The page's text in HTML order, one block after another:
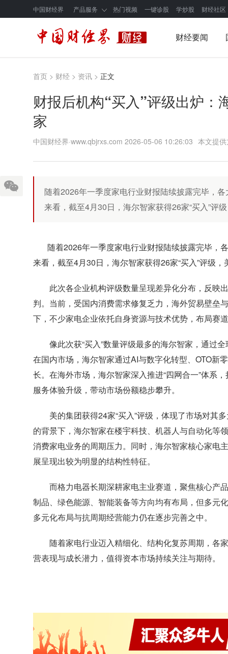
中国财经界 产品服务 热门视频 一键诊股 学炒股 财经社区
财经要闻
首页 > 财经 > 资讯 > 正文
财报后机构“买入”评级出炉
家
中国财经界·www.qbjrxs.com 2026-05-06 10:26:03 本文提
随着2026年一季度家电行业财报陆续披露完毕，
来看，截至4月30日，海尔智家获得26家“买入”评
随着2026年一季度家电行业财报陆续披露完毕，
来看，截至4月30日，海尔智家获得26家“买入”评级
此次各企业机构评级数量呈现差异化分布，反映
判。当前，受国内消费需求修复乏力，海外贸易壁垒
下，不少家电企业依托自身资源与技术优势，布局赛
像此次获“买入”数量评级最多的海尔智家，通过
在国内市场，海尔智家通过AI与数字化转型、OTO新
长。在海外市场，海尔智家深入推进“四网合一”体系
服务体验升级，带动市场份额稳步攀升。
美的集团获得24家“买入”评级，体现了市场对其
的背景下，海尔智家在楼宇科技、机器人与自动化等
消费家电业务的周期压力。同时，海尔智家核心家电
展呈现出较为明显的结构性特征。
而格力电器长期深耕家电主业赛道，聚焦核心产
制品、绿色能源、智能装备等方向均有布局，但多元
多元化布局与抗周期经营能力仍在逐步完善之中。
随着家电行业迈入精细化、结构化复苏周期，各
营表现与成长潜力，值得资本市场持续关注与期待。